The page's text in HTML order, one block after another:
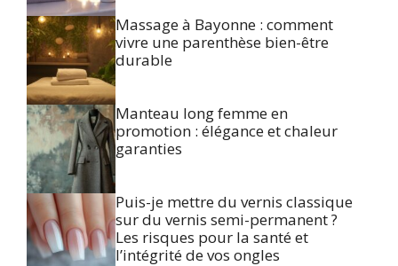
Massage à Bayonne : comment
vivre une parenthèse bien-être
durable
Manteau long femme en
promotion : élégance et chaleur
garanties
Puis-je mettre du vernis classique
sur du vernis semi-permanent ?
Les risques pour la santé et
l’intégrité de vos ongles